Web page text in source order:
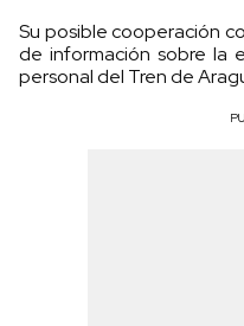
Su posible cooperación
de información sobre la
personal del Tren de